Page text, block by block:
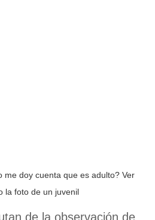
me doy cuenta que es adulto? Ver
la foto de un juvenil
de la observación de